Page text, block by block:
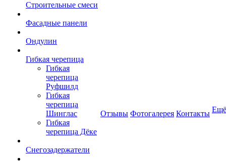
Строительные смеси
Фасадные панели
Ондулин
Гибкая черепица
Гибкая
черепица
Руфшилд
Гибкая
черепица
Шинглас
Гибкая
черепица Дёке
Снегозадержатели
Отзывы Фотогалерея Контакты Ещё